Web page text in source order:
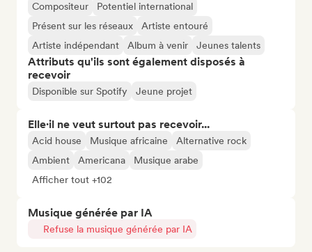
Compositeur
Potentiel international
Présent sur les réseaux
Artiste entouré
Artiste indépendant
Album à venir Jeunes talents
Attributs qu'ils sont également disposés à
recevoir
Disponible sur Spotify Jeune projet
Elle·il ne veut surtout pas recevoir...
Acid house Musique africaine
Alternative rock
Ambient
Americana
Musique arabe
Afficher tout +102
Musique générée par IA
Refuse la musique générée par IA